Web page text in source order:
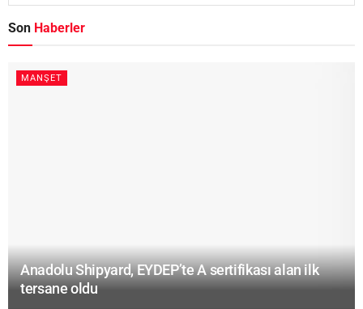
Son Haberler
MANŞET
Anadolu Shipyard, EYDEP’te A sertifikası alan ilk
tersane oldu